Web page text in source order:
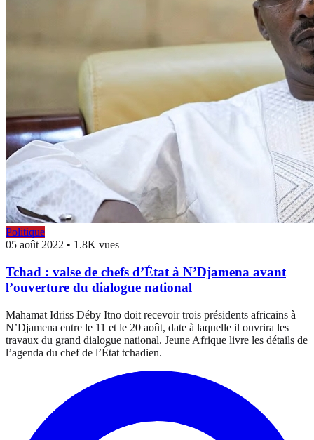
Politique
05 août 2022 • 1.8K vues
Tchad : valse de chefs d’État à N’Djamena avant
l’ouverture du dialogue national
Mahamat Idriss Déby Itno doit recevoir trois présidents africains à
N’Djamena entre le 11 et le 20 août, date à laquelle il ouvrira les
travaux du grand dialogue national. Jeune Afrique livre les détails de
l’agenda du chef de l’État tchadien.